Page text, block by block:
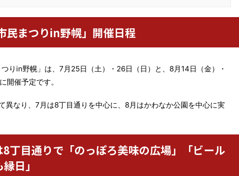
民まつりin野幌」開催日程
りin野幌」は、7月25日（土）・26日（日）と、8月14日（金）・
開催予定です。
異なり、7月は8丁目通りを中心に、8月はかわなか公園を中心に実
丁目通りで「のっぽろ美味の広場」「ビール
日」